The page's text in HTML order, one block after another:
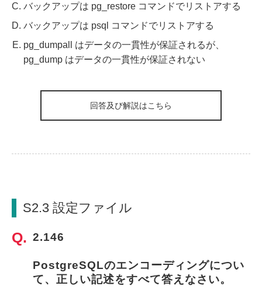
バックアップは pg_restore コマンドでリストアする
バックアップは psql コマンドでリストアする
pg_dumpall はデータの一貫性が保証されるが、
pg_dump はデータの一貫性が保証されない
回答及び解説はこちら
S2.3 設定ファイル
2.146
PostgreSQLのエンコーディングについ
て、正しい記述をすべて答えなさい。